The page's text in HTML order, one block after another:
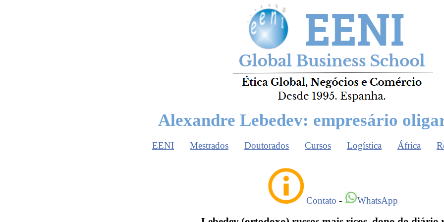
Alexandre Lebedev: empresário
EENI Mestrados Doutorados Cursos Logística África
Contato - WhatsApp